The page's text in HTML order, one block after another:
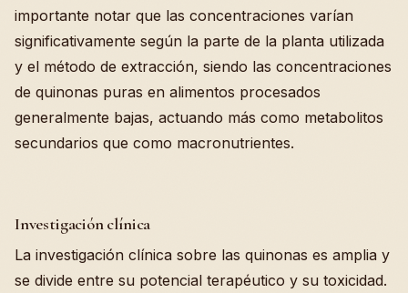
importante notar que las concentraciones varían
significativamente según la parte de la planta utilizada
y el método de extracción, siendo las concentraciones
de quinonas puras en alimentos procesados
generalmente bajas, actuando más como metabolitos
secundarios que como macronutrientes.
Investigación clínica
La investigación clínica sobre las quinonas es amplia y
se divide entre su potencial terapéutico y su toxicidad.